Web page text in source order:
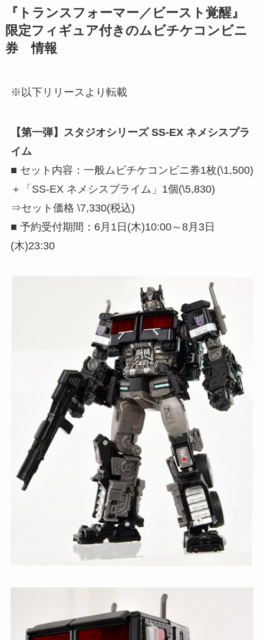
『トランスフォーマー／ビースト覚醒』
限定フィギュア付きのムビチケコンビニ
券 情報
※以下リリースより転載
【第一弾】スタジオシリーズ SS-EX ネメシスプラ
イム
■ セット内容：一般ムビチケコンビニ券1枚(\1,500)
＋「SS-EX ネメシスプライム」1個(\5,830)
⇒セット価格 \7,330(税込)
■ 予約受付期間：6月1日(木)10:00～8月3日
(木)23:30